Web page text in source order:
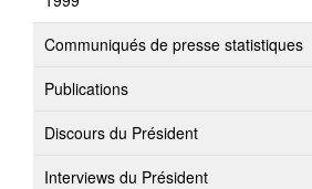
Communiqués de presse statistiques
Publications
Discours du Président
Interviews du Président